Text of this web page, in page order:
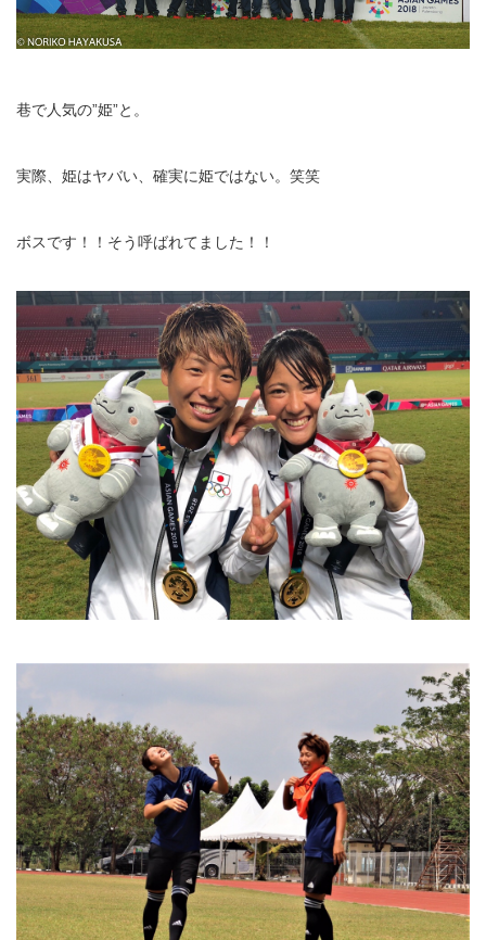
巷で人気の”姫”と。
実際、姫はヤバい、確実に姫ではない。笑笑
ボスです！！そう呼ばれてました！！